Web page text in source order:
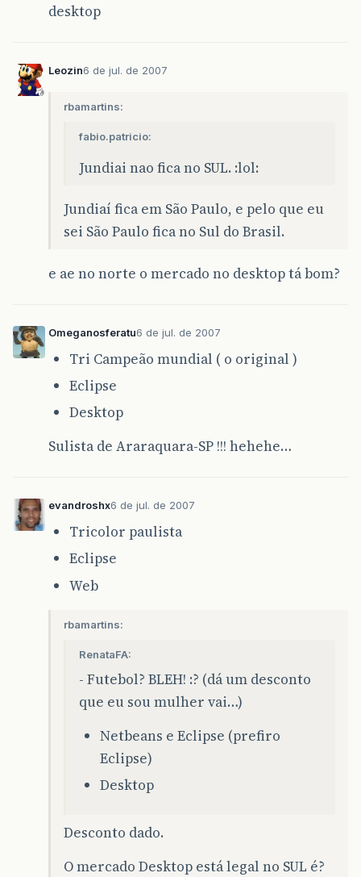
desktop
Leozin6 de jul. de 2007
rbamartins:
fabio.patricio:
Jundiai nao fica no SUL. :lol:
Jundiaí fica em São Paulo, e pelo que eu
sei São Paulo fica no Sul do Brasil.
e ae no norte o mercado no desktop tá bom?
Omeganosferatu6 de jul. de 2007
Tri Campeão mundial ( o original )
Eclipse
Desktop
Sulista de Araraquara-SP !!! hehehe…
evandroshx6 de jul. de 2007
Tricolor paulista
Eclipse
Web
rbamartins:
RenataFA:
- Futebol? BLEH! :? (dá um desconto
que eu sou mulher vai…)
Netbeans e Eclipse (prefiro
Eclipse)
Desktop
Desconto dado.
O mercado Desktop está legal no SUL é?